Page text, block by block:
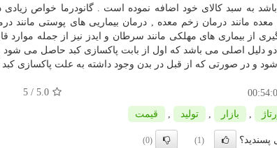
به سبد کالای خود اضافه نموده است . گانودرما خواص
معده مانند درمان زخم معده , درمان بیماریی های پوستی مانند
از بیماری های مهلکی مانند سرطان و ایدز نیز از جمله موارد
دو دلیل اصلی می باشد که اول از بابت پاکسازی کبد حاصل می
و در صورتی که از قبل در بدن وجود داشته به علت پاکسازی
5.0
/ 5
بازار تولید قیمت
(1)
(0)